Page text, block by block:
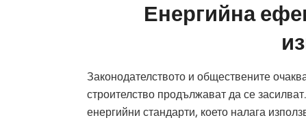
Енергийна
Законодателството и обществените
строителство продължават да се
енергийни стандарти, което налага